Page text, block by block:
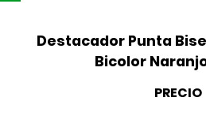
Destacador Punta
Bicolor
PRECIO